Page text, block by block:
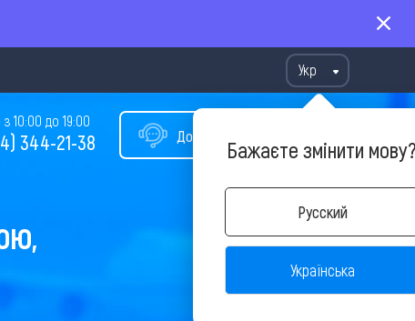
Укр
Бажаєте змінити
Русский
Українська
Допомога у виборі туру
10:00 до 19:00
344-21-38